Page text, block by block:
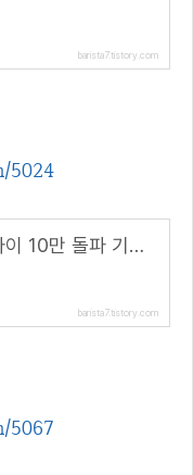
barista7.tistory.com
5024
앱테크, 다날 워너아이 10만 돌파 기념 이벤트( 추천코드 : 6838fc66 )
barista7.tistory.com
5067